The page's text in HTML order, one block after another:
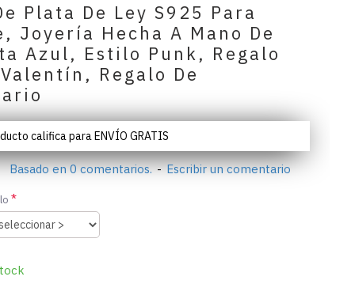
Plata De Ley S925 Para
Joyería Hecha A Mano De
Azul, Estilo Punk, Regalo
Regalo De
califica para ENVÍO GRATIS
Basado en 0 comentarios. - Escribir un comentario